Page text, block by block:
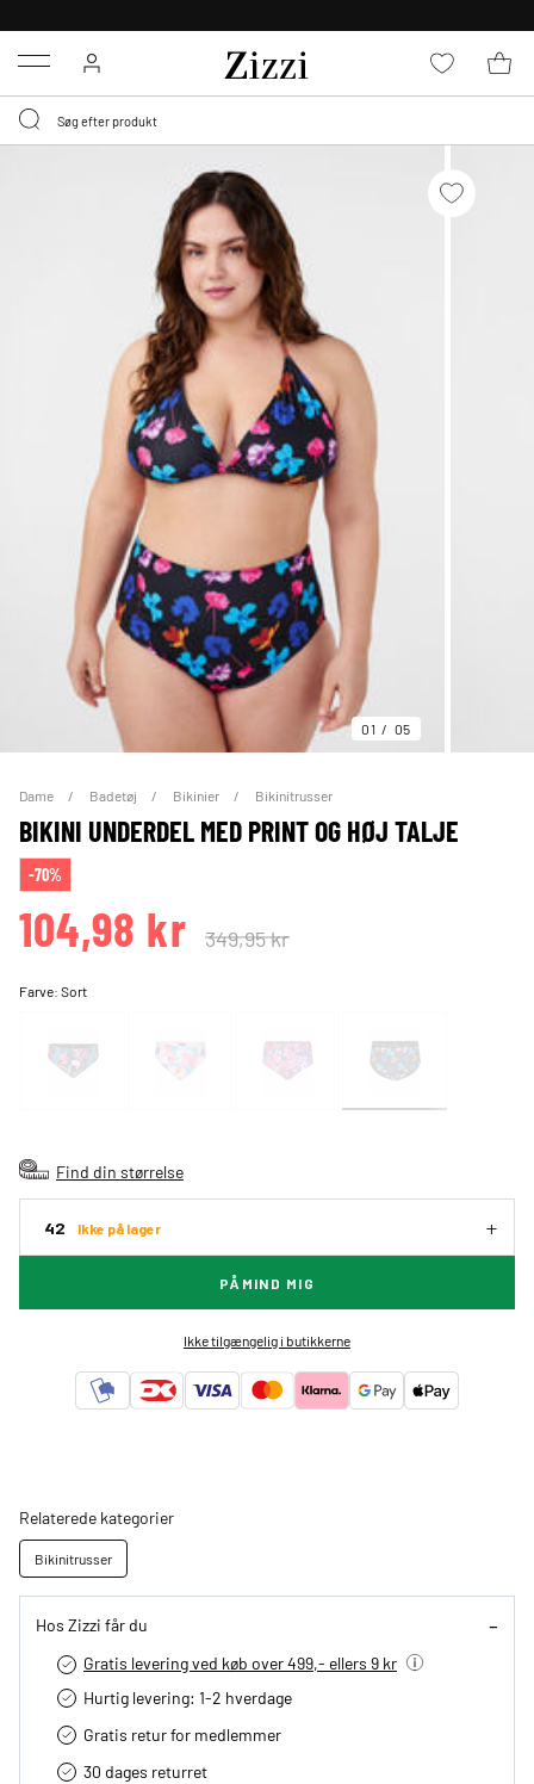
Menu
01 05
Dame Badetøj Bikinier Bikinitrusser
BIKINI UNDERDEL MED PRINT OG HØJ TALJE
-70%
104,98 kr 349,95 kr
Farve:Sort
Find din størrelse
42 Ikke på lager
PÅMIND MIG
Ikke tilgængelig i butikkerne
Relaterede kategorier
Bikinitrusser
Hos Zizzi får du
Gratis levering ved køb over 499,- ellers 9 kr
Hurtig levering­: 1-2 hverdage
Gratis retur for medlemmer
30 dages returret